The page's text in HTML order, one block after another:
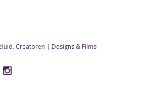
Creatoren | Designs & Films
instagram